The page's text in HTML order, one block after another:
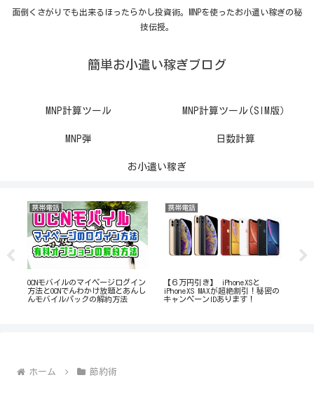
面倒くさがりでも出来るほったらかし投資術。MNPを使ったお小遣い稼ぎの秘
技伝授。
簡単お小遣い稼ぎブログ
MNP計算ツール MNP計算ツール(SIM版）
MNP弾 日数計算
お小遣い稼ぎ
携帯電話
OCNモバイルのマイページログイン
方法とOCNでんわかけ放題とあんし
んモバイルパックの解約方法
携帯電話
【６万円引き】 iPhoneXSと
iPhoneXS MAXが超絶割引！秘密の
キャンペーンIDあります！
ホーム 節約術